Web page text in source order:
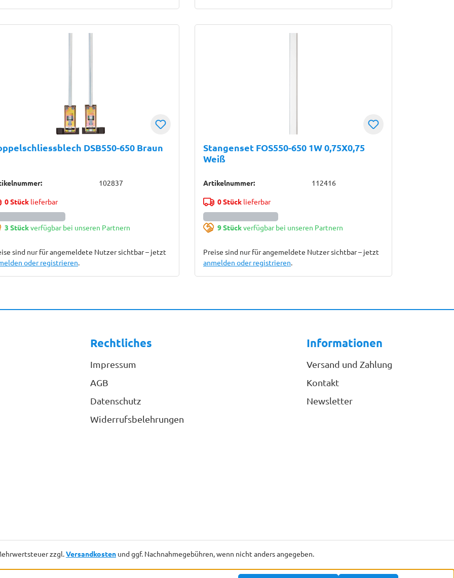
DSB550-650 Braun
102837
0 Stücklieferbar
3 Stückverfügbar bei unseren Partnern
sind nur für angemeldete Nutzer sichtbar – jetzt
oder registrieren.
Stangenset FOS550-650 1W 0,75X0,75
Weiß
Artikelnummer: 112416
0 Stücklieferbar
9 Stückverfügbar bei unseren Partnern
Preise sind nur für angemeldete Nutzer sichtbar – jetzt
anmelden oder registrieren.
Rechtliches
Impressum
AGB
Datenschutz
Widerrufsbelehrungen
Informationen
Versand und Zahlung
Kontakt
Newsletter
zzgl.Versandkosten und ggf. Nachnahmegebühren, wenn nicht anders angegeben.